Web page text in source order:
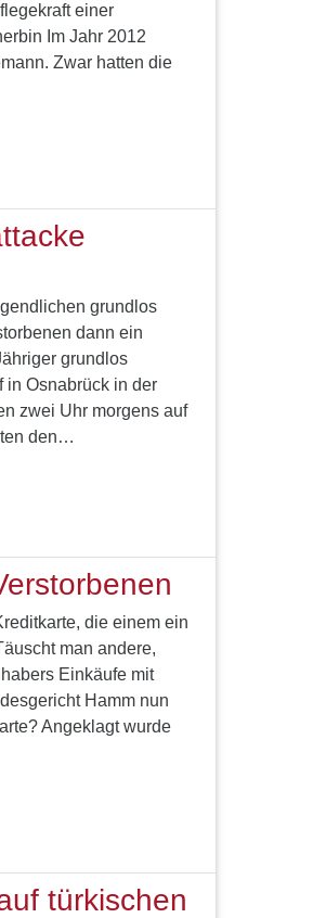
einer
Im Jahr 2012
Zwar hatten die
grundlos
dann ein
grundlos
in Osnabrück in der
zwei Uhr morgens auf
den…
die einem ein
man andere,
Einkäufe mit
Hamm nun
Angeklagt wurde
türkischen